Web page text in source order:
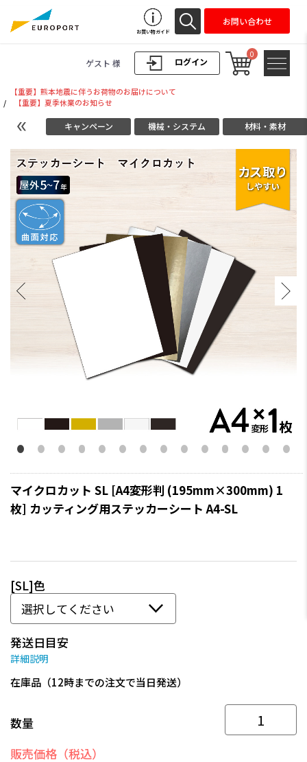
ログイン
ゲスト 様
0
お買い物ガイド
お問い合わせ
【重要】熊本地震に伴うお荷物のお届けについて
/
【重要】夏季休業のお知らせ
キャンペーン 機械・システム 材料・素材
マイクロカット SL [A4変形判 (195mm×300mm) 1
枚] カッティング用ステッカーシート A4-SL
[SL]色
発送日目安
詳細説明
在庫品（12時までの注文で当日発送）
数量
販売価格（税込）